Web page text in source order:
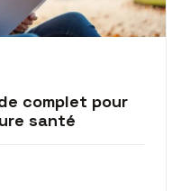
complet pour
santé